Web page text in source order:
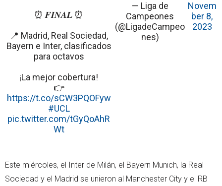
⏰ 𝑭𝑰𝑵𝑨𝑳 ⏰
📍 Madrid, Real Sociedad,
Bayern e Inter, clasificados
para octavos
¡La mejor cobertura!
👉
https://t.co/sCW3PQOFyw
#UCL
pic.twitter.com/tGyQoAhR
Wt
— Liga de
Campeones
(@LigadeCampeo
nes)
Novem
ber 8,
2023
Este miércoles, el Inter de Milán, el Bayern Munich, la Real
Sociedad y el Madrid se unieron al Manchester City y el RB